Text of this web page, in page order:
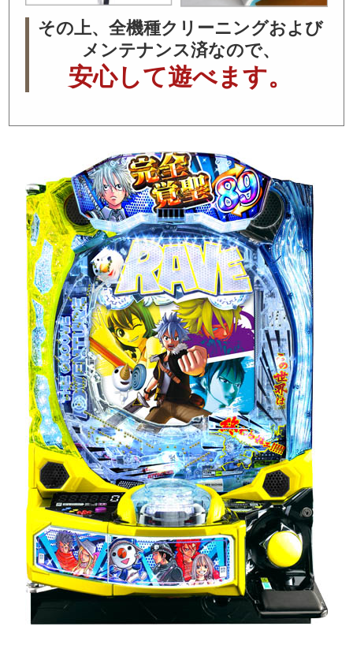
その上、全機種クリーニングおよび
メンテナンス済なので、
安心して遊べます。